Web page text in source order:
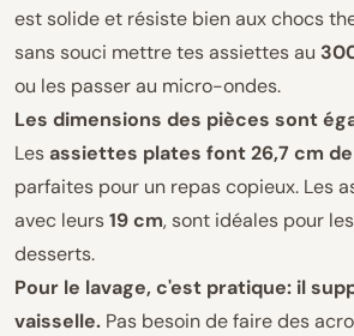
est solide et résiste bien aux chocs
sans souci mettre tes assiettes au
ou les passer au micro-ondes.
Les dimensions des pièces sont
Lesassiettes plates font 26,7 cm
parfaites pour un repas copieux. Les
avec leurs19 cm, sont idéales pour
desserts.
Pour le lavage, c'est pratique: il
vaisselle. Pas besoin de faire des